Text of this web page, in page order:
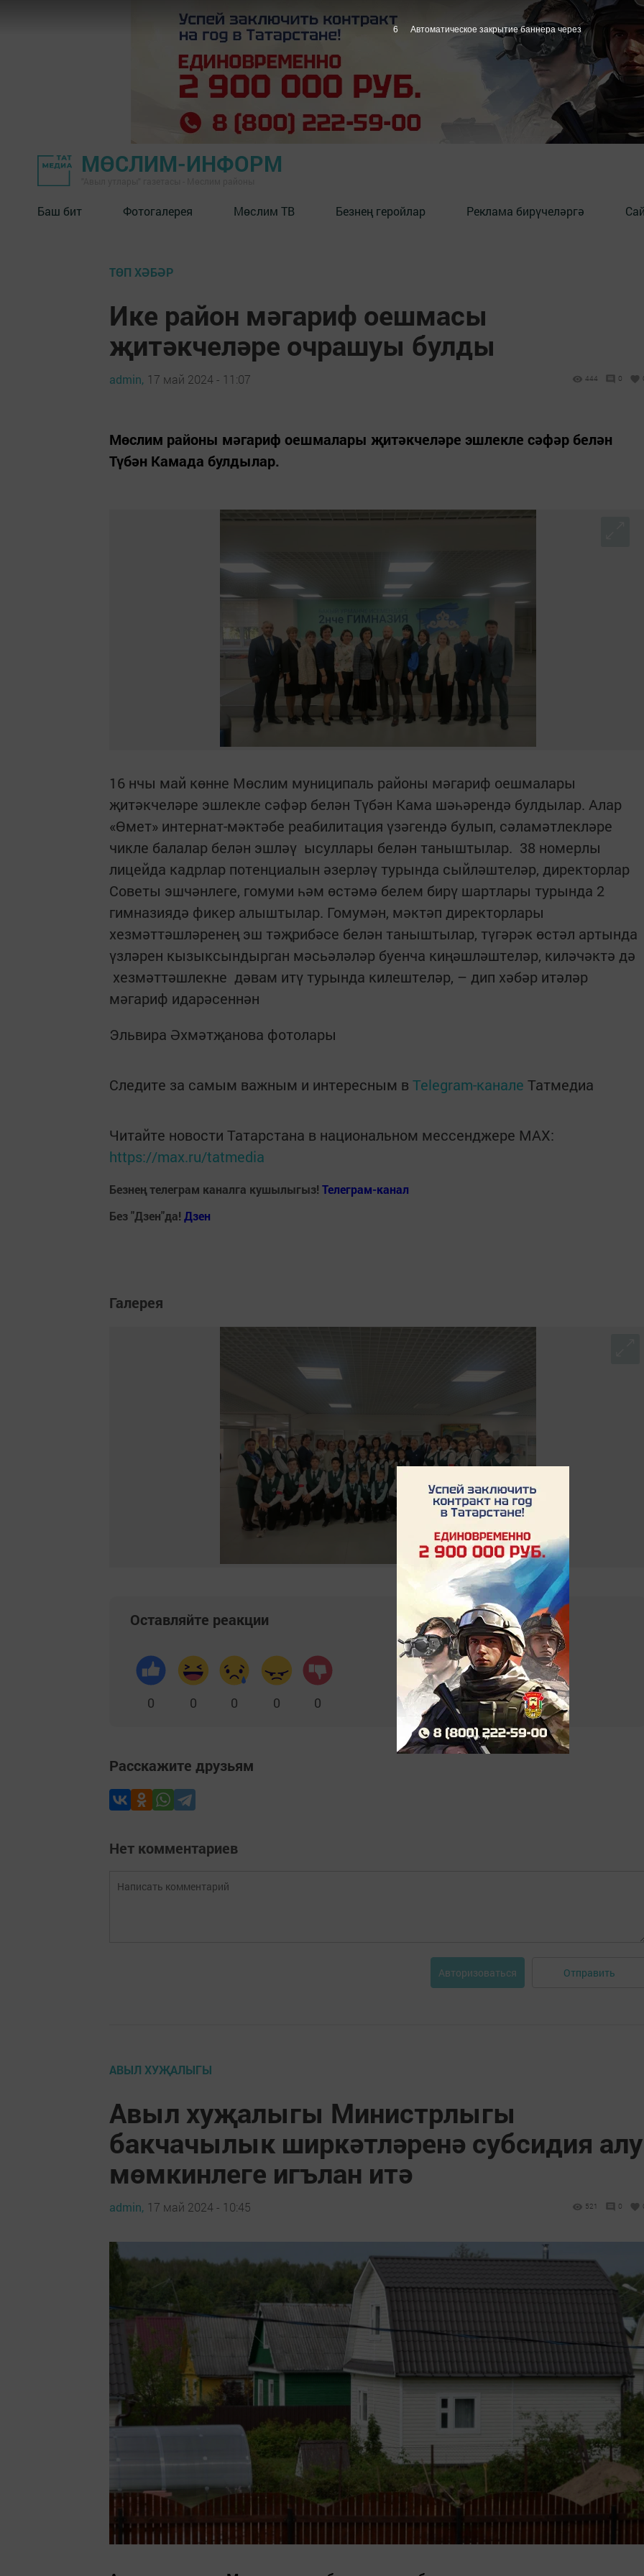
МӨСЛИМ-ИНФОРМ
Баш бит Фотогалерея Мөслим ТВ Безнең геройлар Реклама бирүчеләргә
ТӨП ХӘБӘР
Ике район мәгариф оешмасы
җитәкчеләре очрашуы булды
admin, 17 май 2024 - 11:07 444 0
Мөслим районы мәгариф оешмалары җитәкчеләре эшлекле сәфәр белән
Түбән Камада булдылар.
16 нчы май көнне Мөслим муниципаль районы мәгариф оешмалары
җитәкчеләре эшлекле сәфәр белән Түбән Кама шәһәрендә булдылар. Алар
«Өмет» интернат-мәктәбе реабилитация үзәгендә булып, сәламәтлекләре
чикле балалар белән эшләү ысуллары белән таныштылар. 38 номерлы
лицейда кадрлар потенциалын әзерләү турында сыйләштеләр, директорлар
Советы эшчәнлеге, гомуми һәм өстәмә белем бирү шартлары турында 2
гимназиядә фикер алыштылар. Гомумән, мәктәп директорлары
хезмәттәшләренең эш тәҗрибәсе белән таныштылар, түгәрәк өстәл артында
үзләрен кызыксындырган мәсьәләләр буенча киңәшләштеләр, киләчәктә дә
хезмәттәшлекне дәвам итү турында килештеләр, – дип хәбәр итәләр
мәгариф идарәсеннән
Эльвира Әхмәтҗанова фотолары
Следите за самым важным и интересным в Telegram-канале Татмедиа
Читайте новости Татарстана в национальном мессенджере MАХ:
https://max.ru/tatmedia
Безнең телеграм каналга кушылыгыз! Телеграм-канал
Без "Дзен"да! Дзен
Галерея
Оставляйте реакции
0 0 0 0 0
Расскажите друзьям
Нет комментариев
Авторизоваться Отправить
АВЫЛ ХУҖАЛЫГЫ
Авыл хуҗалыгы Министрлыгы
бакчачылык ширкәтләренә субсидия алу
мөмкинлеге игълан итә
admin, 17 май 2024 - 10:45 521 0
5 Автоматическое закрытие баннера через